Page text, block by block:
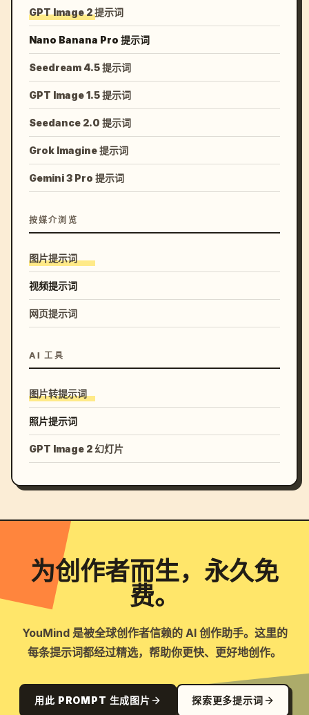
GPT Image 2 提示词
Nano Banana Pro 提示词
Seedream 4.5 提示词
GPT Image 1.5 提示词
Seedance 2.0 提示词
Grok Imagine 提示词
Gemini 3 Pro 提示词
按媒介浏览
图片提示词
视频提示词
网页提示词
AI 工具
图片转提示词
照片提示词
GPT Image 2 幻灯片
为创作者而生，永久免
费。
YouMind 是被全球创作者信赖的 AI 创作助手。这里的
每条提示词都经过精选，帮助你更快、更好地创作。
用此 PROMPT 生成图片 探索更多提示词